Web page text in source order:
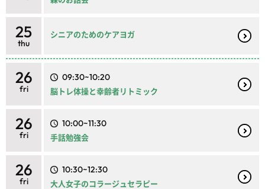
25
thu
シニアのためのケアヨガ
26
fri
09:30~10:20
脳トレ体操と幸齢者リトミック
26
fri
10:00~11:30
手話勉強会
26
fri
10:30~12:30
大人女子のコラージュセラピー